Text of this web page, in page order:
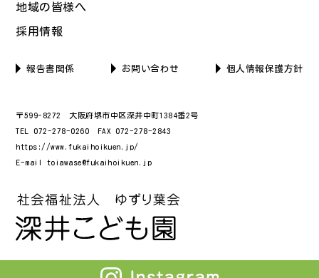
地域の皆様へ
採用情報
報告書関係 お問い合わせ 個人情報保護方針
〒599-8272 大阪府堺市中区深井中町1384番2号
TEL 072-278-0260 FAX 072-278-2843
https://www.fukaihoikuen.jp/
E-mail toiawase@fukaihoikuen.jp
© fukaihoikuen All Rights Reserved